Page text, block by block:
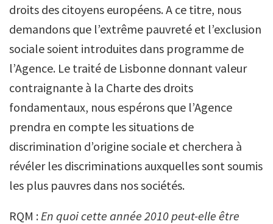
droits des citoyens européens. A ce titre, nous
demandons que l’extrême pauvreté et l’exclusion
sociale soient introduites dans programme de
l’Agence. Le traité de Lisbonne donnant valeur
contraignante à la Charte des droits
fondamentaux, nous espérons que l’Agence
prendra en compte les situations de
discrimination d’origine sociale et cherchera à
révéler les discriminations auxquelles sont soumis
les plus pauvres dans nos sociétés.
RQM :En quoi cette année 2010 peut-elle être